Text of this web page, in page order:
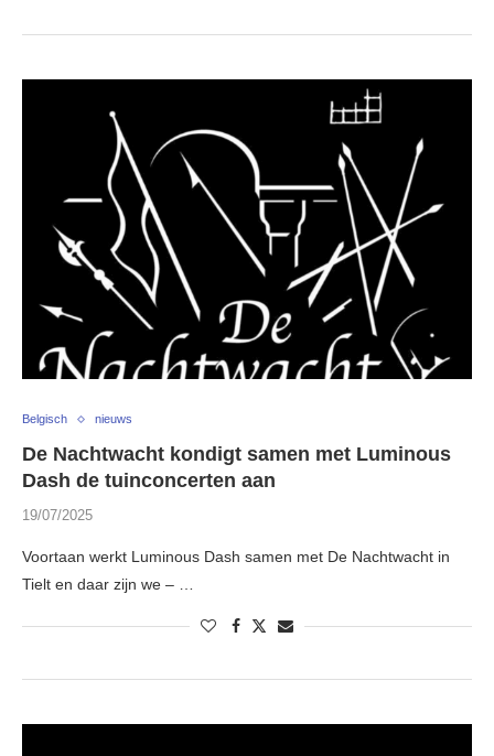
Belgisch nieuws
De Nachtwacht kondigt samen met Luminous
Dash de tuinconcerten aan
19/07/2025
Voortaan werkt Luminous Dash samen met De Nachtwacht in
Tielt en daar zijn we – …